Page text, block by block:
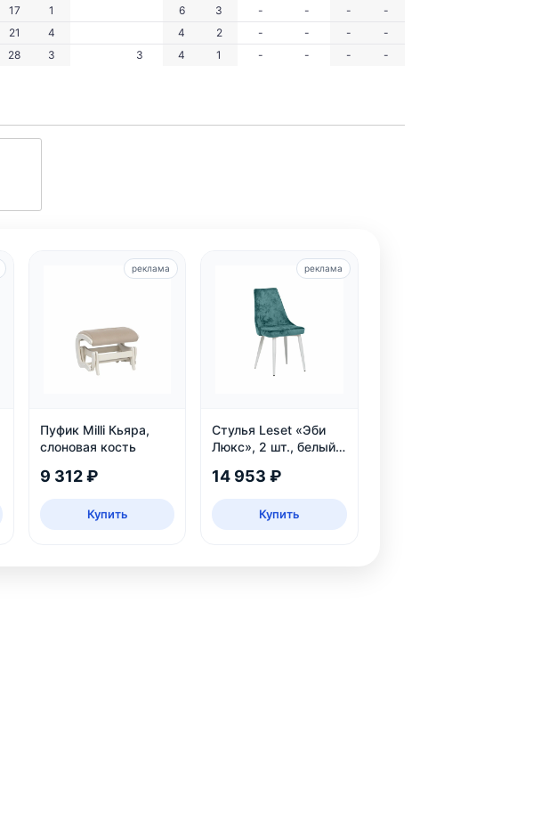
17 1 6 3 - - -
-
21 4 4 2 - - -
-
28 3 3 4 1 - - - -
Пуфик Milli Кьяра,
слоновая кость
9 312 ₽
Купить
реклама
Стулья Leset «Эби
Люкс», 2 шт., белый,
14 953 ₽
Купить
реклама